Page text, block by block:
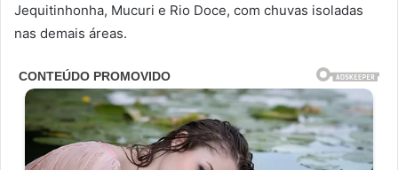
Jequitinhonha, Mucuri e Rio Doce, com chuvas isoladas
nas demais áreas.